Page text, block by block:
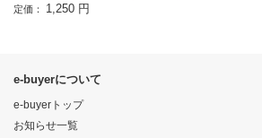
定価： 1,250 円
e-buyerについて
e-buyerトップ
お知らせ一覧